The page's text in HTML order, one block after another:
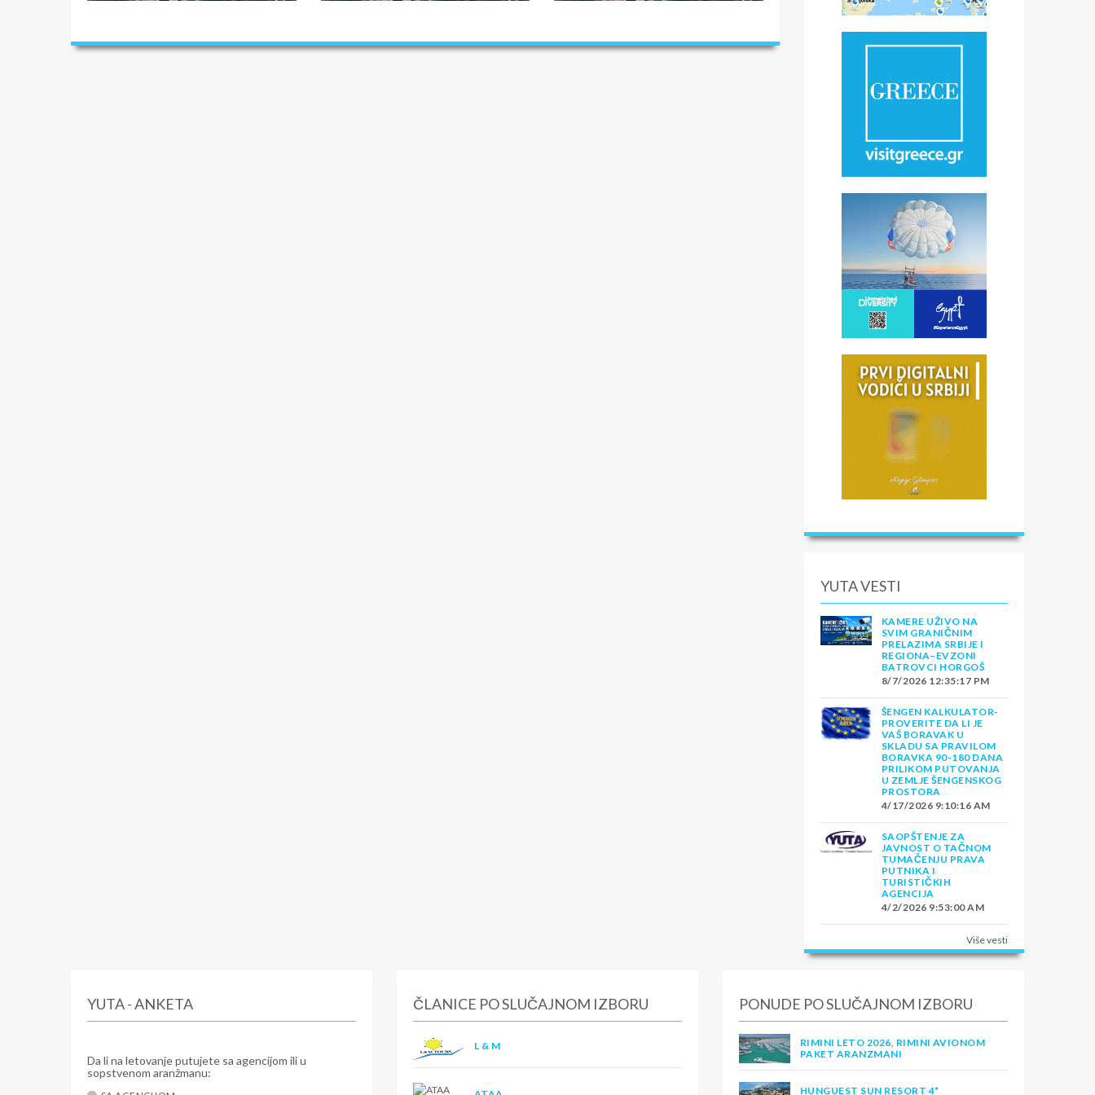
YUTA VESTI
KAMERE UŽIVO NA
SVIM GRANIČNIM
PRELAZIMA SRBIJE I
REGIONA–EVZONI
BATROVCI HORGOŠ
8/7/2026 12:35:17 PM
ŠENGEN KALKULATOR-
PROVERITE DA LI JE
VAŠ BORAVAK U
SKLADU SA PRAVILOM
BORAVKA 90-180 DANA
PRILIKOM PUTOVANJA
U ZEMLJE ŠENGENSKOG
PROSTORA
4/17/2026 9:10:16 AM
SAOPŠTENJE ZA
JAVNOST O TAČNOM
TUMAČENJU PRAVA
PUTNIKA I
TURISTIČKIH
AGENCIJA
4/2/2026 9:53:00 AM
Više vesti
YUTA - ANKETA
Da li na letovanje putujete sa agencijom ili u
sopstvenom aranžmanu:
ČLANICE PO SLUČAJNOM IZBORU
L & M
PONUDE PO SLUČAJNOM IZBORU
RIMINI LETO 2026, RIMINI AVIONOM
PAKET ARANZMANI
HUNGUEST SUN RESORT 4*